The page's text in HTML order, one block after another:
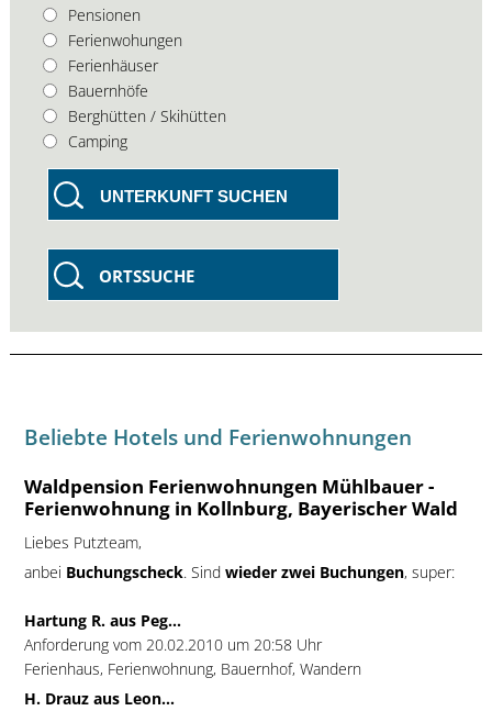
Pensionen
Ferienwohungen
Ferienhäuser
Bauernhöfe
Berghütten / Skihütten
Camping
UNTERKUNFT SUCHEN
ORTSSUCHE
Beliebte Hotels und Ferienwohnungen
Waldpension Ferienwohnungen Mühlbauer -
Ferienwohnung in Kollnburg, Bayerischer Wald
Liebes Putzteam,
anbei Buchungscheck. Sind wieder zwei Buchungen, super:
Hartung R. aus Peg...
Anforderung vom 20.02.2010 um 20:58 Uhr
Ferienhaus, Ferienwohnung, Bauernhof, Wandern
H. Drauz aus Leon...